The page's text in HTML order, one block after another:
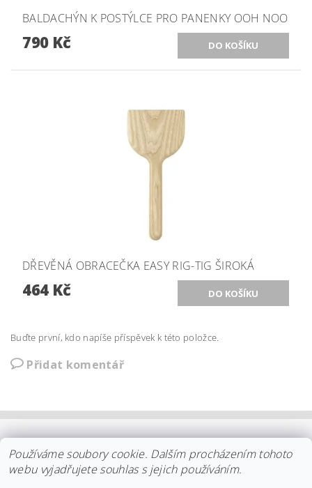
BALDACHÝN K POSTÝLCE PRO PANENKY OOH NOO
790 Kč
DŘEVĚNÁ OBRACEČKA EASY RIG-TIG ŠIROKÁ
464 Kč
Buďte první, kdo napíše příspěvek k této položce.
Přidat komentář
| KOLEKCE STELTON | DISTRIBUCE IITTALA |
REKLAMACE/ODSTOUPENÍ | VŠE O NÁKUPU | KDO JSME
KONTAKT
Používáme soubory cookie. Dalším procházením tohoto
webu vyjadřujete souhlas s jejich používáním.